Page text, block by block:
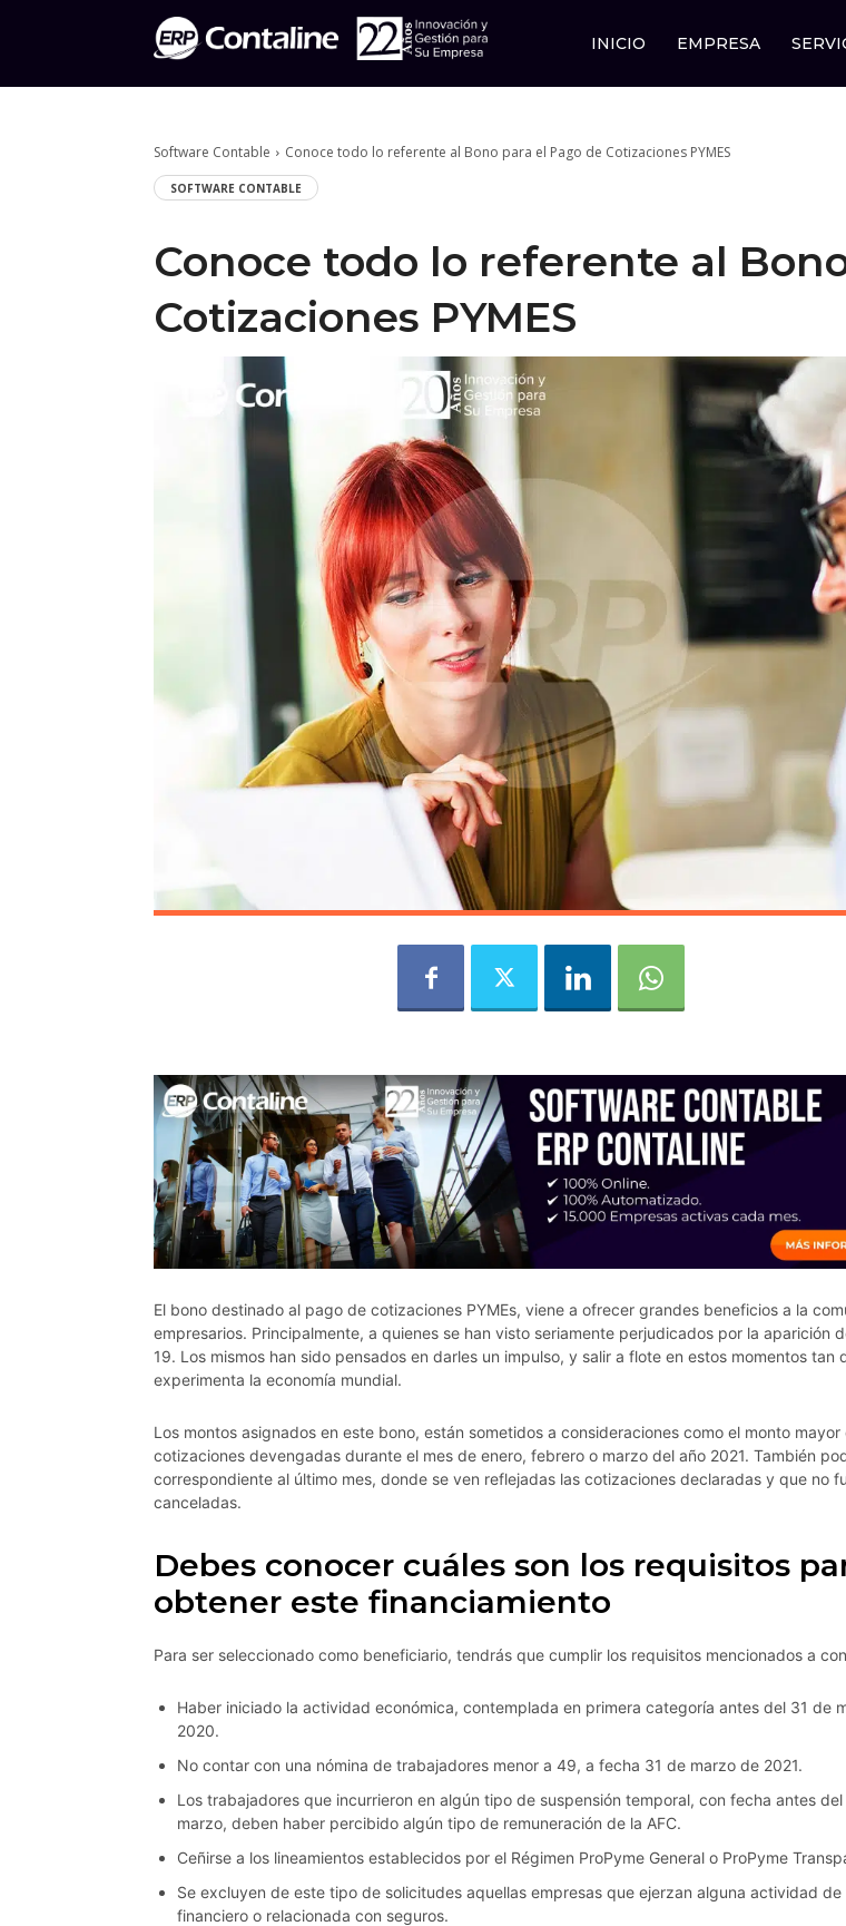
INICIO EMPRESA
Software Contable Conoce todo lo referente al Bono para el Pago de Cotizaciones PYMES
SOFTWARE CONTABLE
Conoce todo lo referente al
Cotizaciones PYMES
El bono destinado al pago de cotizaciones PYMEs, viene a ofrecer grandes beneficios a la
empresarios. Principalmente, a quienes se han visto seriamente perjudicados por la aparición
19. Los mismos han sido pensados en darles un impulso, y salir a flote en estos momentos tan
experimenta la economía mundial.
Los montos asignados en este bono, están sometidos a consideraciones como el monto mayor
cotizaciones devengadas durante el mes de enero, febrero o marzo del año 2021. También
correspondiente al último mes, donde se ven reflejadas las cotizaciones declaradas y que no
canceladas.
Debes conocer cuáles son los requisitos
obtener este financiamiento
Para ser seleccionado como beneficiario, tendrás que cumplir los requisitos mencionados a
Haber iniciado la actividad económica, contemplada en primera categoría antes del 31 de
2020.
No contar con una nómina de trabajadores menor a 49, a fecha 31 de marzo de 2021.
Los trabajadores que incurrieron en algún tipo de suspensión temporal, con fecha antes
marzo, deben haber percibido algún tipo de remuneración de la AFC.
Ceñirse a los lineamientos establecidos por el Régimen ProPyme General o ProPyme
Se excluyen de este tipo de solicitudes aquellas empresas que ejerzan alguna actividad
financiero o relacionada con seguros.